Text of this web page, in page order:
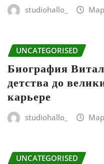
studiohallo_
UNCATEGORISED
Биография
детства до
карьере
studiohallo_
UNCATEGORISED